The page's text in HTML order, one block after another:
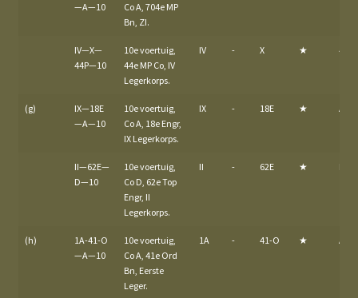
—A—10
Co A, 704e MP
Bn, ZI.
IV—X—
44P—10
10e voertuig,
44e MP Co, IV
Legerkorps.
IV - X ★ 44P
(g)
IX—18E
—A—10
10e voertuig,
Co A, 18e Engr,
IX Legerkorps.
IX - 18E ★ A
II—62E—
D—10
10e voertuig,
Co D, 62e Top
Engr, II
Legerkorps.
II - 62E ★
(h)
1A-41-O
—A—10
10e voertuig,
Co A, 41e Ord
Bn, Eerste
Leger.
1A - 41-O ★ A